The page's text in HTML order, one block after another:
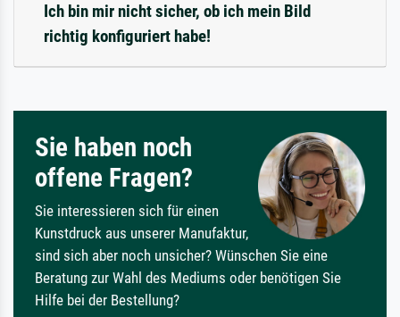
Ich bin mir nicht sicher, ob ich mein Bild
richtig konfiguriert habe!
Sie haben noch
offene Fragen?
Sie interessieren sich für einen
Kunstdruck aus unserer Manufaktur,
sind sich aber noch unsicher? Wünschen Sie eine
Beratung zur Wahl des Mediums oder benötigen Sie
Hilfe bei der Bestellung?